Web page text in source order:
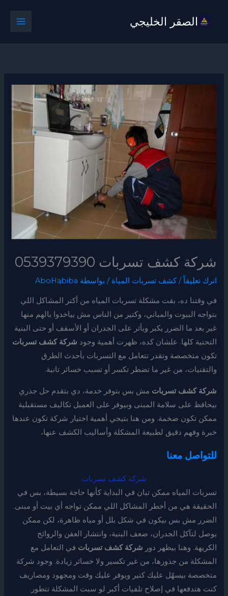
الصقر الخليجي
شركة كشف تسربات 0539379390
اترك تعليقاً /كشف تسربات المياة / بواسطة AboHabiba
في وقتنا ده، بقت مشكلة تسربات المياه من أكتر المشاكل اللي
بتواجه البيوت والمباني، وكتير من الناس مش بياخدوا بالهم منها
غير بعد ما الضرر يكبر ويأثر على الجدران أو الأسقف أو حتى البنية
التحتية كلها. علشان كده، ظهرت أهمية وجود شركة كشف تسربات
تكون متخصصة وتقدر تتعامل مع التسربات بأحدث الطرق
والتقنيات، من غير ما تضطر تكسر أو تسبب خسائر تانية.
شركة كشف تسربات مش بس بتوفر خدمة، دي بتقدم حل جذري
بيحافظ على سلامة المبنى وبيوفر على العميل تكاليف مستقبلية
ممكن تكون ضخمة. ومن هنا بتيجي أهمية اختيار شركة تكون عندها
خبرة وفهم دقيق لطبيعة المشكلة وأساليب الكشف عنها،
للتواصل معنا
شركة كشف تسربات
تسربات المياه ممكن تبان في البداية كأنها حاجة بسيطة، بس في
الحقيقة هي من أخطر المشاكل اللي ممكن تواجه أي بيت أو مبنى.
الضرر مش بس بيكون في شكل بلل أو مياه ظاهرة، لكن ممكن
يوصل لتآكل الجدران، ضعف البنية، وانتشار العفن والروائح
الكريهة. وهنا بيظهر دور شركة كشف تسربات في التعامل مع
المشكلة من جذورها، من غير تكسير ولا خسائر زيادة. وجود شركة
متخصصة بيسهّل عليك كتير ويوفر عليك وقت ومجهود ومصاريف
كنت هتدفعها في إصلاح تلفيات أكبر لو سبت المشكلة تتطور.